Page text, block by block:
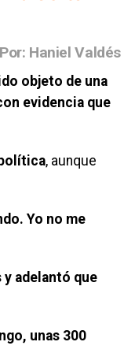
Por: Haniel Valdés
objeto de una
evidencia que
, aunque
Yo no me
adelantó que
unas 300